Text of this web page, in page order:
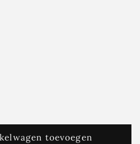
toevoegen